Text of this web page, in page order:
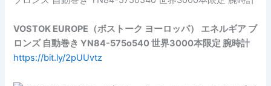
VOSTOK EUROPE（ボストーク ヨーロッパ） エネルギア ブ
ロンズ 自動巻き YN84-575o540 世界3000本限定 腕時計
https://bit.ly/2pUUvtz